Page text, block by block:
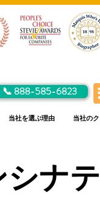
📞 888-585-6823
当社を選ぶ理由 当社の
ナ